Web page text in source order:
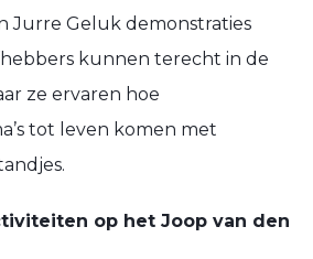
Jurre Geluk demonstraties
kunnen terecht in de
ze ervaren hoe
tot leven komen met
op het Joop van den